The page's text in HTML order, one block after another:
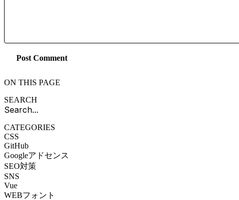
Post Comment
ON THIS PAGE
SEARCH
CATEGORIES
CSS
GitHub
Googleアドセンス
SEO対策
SNS
Vue
WEBフォント